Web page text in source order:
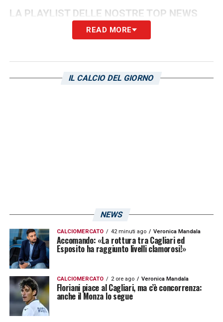
LA PLAYLIST DELLE NOSTRE TOP NEWS
READ MORE
IL CALCIO DEL GIORNO
NEWS
CALCIOMERCATO 42 minuti ago Veronica Mandala
Accomando: «La rottura tra Cagliari ed
Esposito ha raggiunto livelli clamorosi!»
CALCIOMERCATO 2 ore ago Veronica Mandala
Floriani piace al Cagliari, ma c’è concorrenza:
anche il Monza lo segue